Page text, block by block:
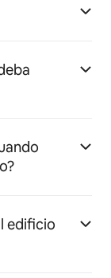
edificio